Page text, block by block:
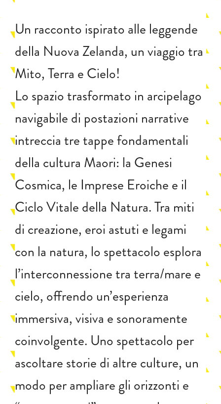
Un racconto ispirato alle leggende
della Nuova Zelanda, un viaggio tra
Mito, Terra e Cielo!
Lo spazio trasformato in arcipelago
navigabile di postazioni narrative
intreccia tre tappe fondamentali
della cultura Maori: la Genesi
Cosmica, le Imprese Eroiche e il
Ciclo Vitale della Natura. Tra miti
di creazione, eroi astuti e legami
con la natura, lo spettacolo esplora
l’interconnessione tra terra/mare e
cielo, offrendo un’esperienza
immersiva, visiva e sonoramente
coinvolgente. Uno spettacolo per
ascoltare storie di altre culture, un
modo per ampliare gli orizzonti e